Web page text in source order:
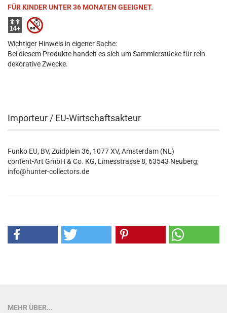
FÜR KINDER UNTER 36 MONATEN GEEIGNET.
Wichtiger Hinweis in eigener Sache:
Bei diesem Produkte handelt es sich um Sammlerstücke für rein
dekorative Zwecke.
Importeur / EU-Wirtschaftsakteur
Funko EU, BV, Zuidplein 36, 1077 XV, Amsterdam (NL)
content-Art GmbH & Co. KG, Limesstrasse 8, 63543 Neuberg;
info@hunter-collectors.de
MEHR ÜBER...